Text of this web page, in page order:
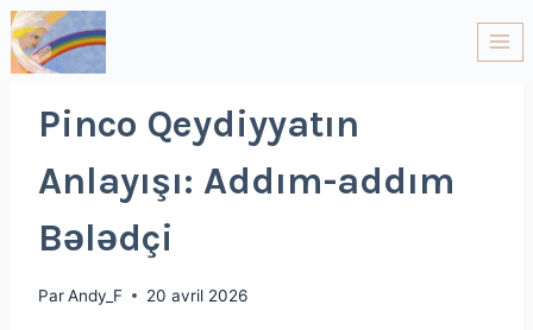
NON CLASSÉ
Pinco Qeydiyyatın
Anlayışı: Addım-addım
Bələdçi
ParAndy_F 20 avril 2026